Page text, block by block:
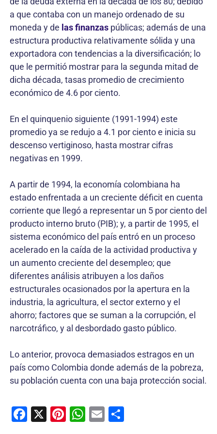
a que contaba con un manejo ordenado de su
moneda y de las finanzas públicas; además de una
estructura productiva relativamente sólida y una
exportadora con tendencias a la diversificación; lo
que le permitió mostrar para la segunda mitad de
dicha década, tasas promedio de crecimiento
económico de 4.6 por ciento.
En el quinquenio siguiente (1991-1994) este
promedio ya se redujo a 4.1 por ciento e inicia su
descenso vertiginoso, hasta mostrar cifras
negativas en 1999.
A partir de 1994, la economía colombiana ha
estado enfrentada a un creciente déficit en cuenta
corriente que llegó a representar un 5 por ciento del
producto interno bruto (PIB); y, a partir de 1995, el
sistema económico del país entró en un proceso
acelerado en la caída de la actividad productiva y
un aumento creciente del desempleo; que
diferentes análisis atribuyen a los daños
estructurales ocasionados por la apertura en la
industria, la agricultura, el sector externo y el
ahorro; factores que se suman a la corrupción, el
narcotráfico, y al desbordado gasto público.
Lo anterior, provoca demasiados estragos en un
país como Colombia donde además de la pobreza,
su población cuenta con una baja protección social.
F
X
Pi W E